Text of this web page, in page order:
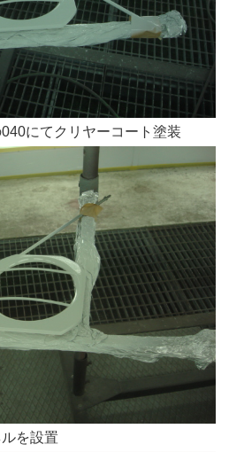
にてクリヤーコート塗装
を設置